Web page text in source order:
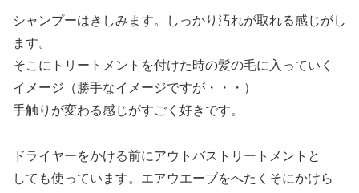
シャンプーはきしみます。しっかり汚れが取れる感じがし
ます。
そこにトリートメントを付けた時の髪の毛に入っていく
イメージ（勝手なイメージですが・・・）
手触りが変わる感じがすごく好きです。
ドライヤーをかける前にアウトバストリートメントと
しても使っています。エアウエーブをへたくそにかけら